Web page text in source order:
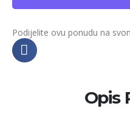
Podijelite ovu ponudu na
Opis